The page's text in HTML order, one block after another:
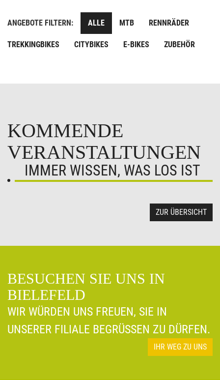
ANGEBOTE FILTERN: ALLE MTB RENNRÄDER
TREKKINGBIKES CITYBIKES E-BIKES ZUBEHÖR
KOMMENDE
VERANSTALTUNGEN
IMMER WISSEN, WAS LOS IST
ZUR ÜBERSICHT
BESUCHEN SIE UNS IN
BIELEFELD
WIR WÜRDEN UNS FREUEN, SIE IN
UNSERER FILIALE BEGRÜSSEN ZU DÜRFEN.
IHR WEG ZU UNS